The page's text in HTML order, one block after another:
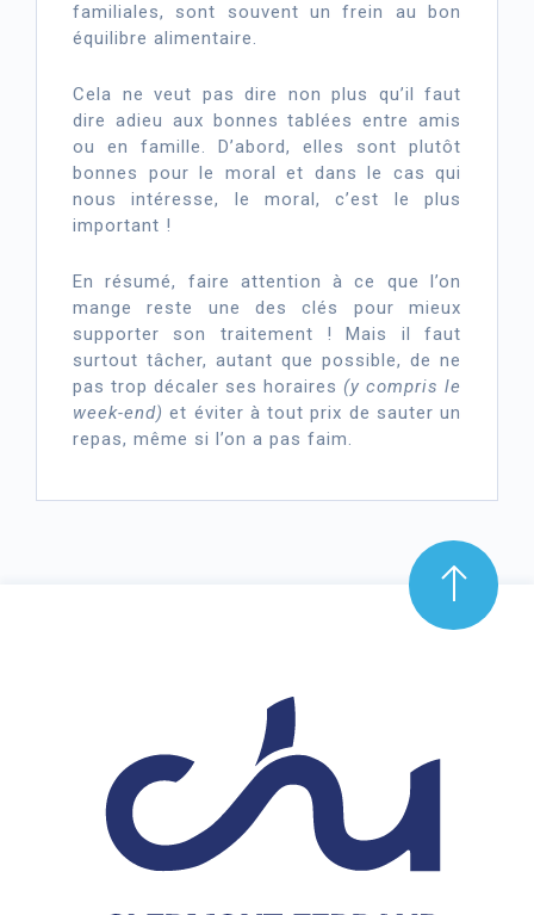
familiales, sont souvent un frein au bon
équilibre alimentaire.
Cela ne veut pas dire non plus qu’il faut
dire adieu aux bonnes tablées entre amis
ou en famille. D’abord, elles sont plutôt
bonnes pour le moral et dans le cas qui
nous intéresse, le moral, c’est le plus
important !
En résumé, faire attention à ce que l’on
mange reste une des clés pour mieux
supporter son traitement ! Mais il faut
surtout tâcher, autant que possible, de ne
pas trop décaler ses horaires (y compris le
week-end) et éviter à tout prix de sauter un
repas, même si l’on a pas faim.